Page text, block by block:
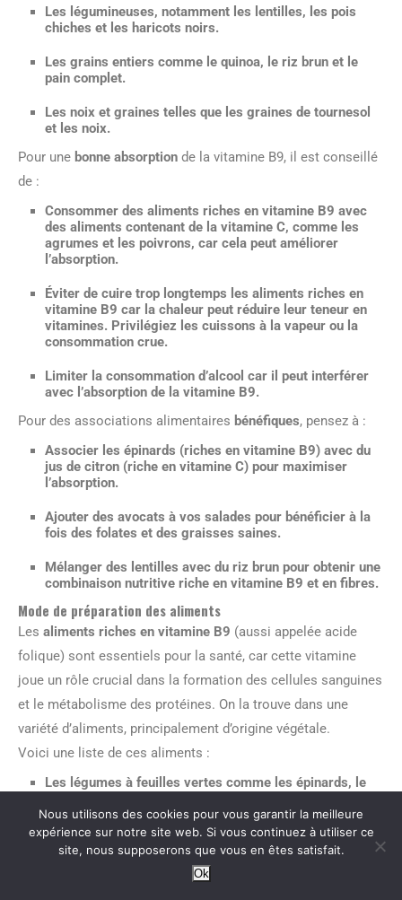
Les légumineuses, notamment les lentilles, les pois
chiches et les haricots noirs.
Les grains entiers comme le quinoa, le riz brun et le
pain complet.
Les noix et graines telles que les graines de tournesol
et les noix.
Pour une bonne absorption de la vitamine B9, il est conseillé
de :
Consommer des aliments riches en vitamine B9 avec
des aliments contenant de la vitamine C, comme les
agrumes et les poivrons, car cela peut améliorer
l’absorption.
Éviter de cuire trop longtemps les aliments riches en
vitamine B9 car la chaleur peut réduire leur teneur en
vitamines. Privilégiez les cuissons à la vapeur ou la
consommation crue.
Limiter la consommation d’alcool car il peut interférer
avec l’absorption de la vitamine B9.
Pour des associations alimentaires bénéfiques, pensez à :
Associer les épinards (riches en vitamine B9) avec du
jus de citron (riche en vitamine C) pour maximiser
l’absorption.
Ajouter des avocats à vos salades pour bénéficier à la
fois des folates et des graisses saines.
Mélanger des lentilles avec du riz brun pour obtenir une
combinaison nutritive riche en vitamine B9 et en fibres.
Mode de préparation des aliments
Les aliments riches en vitamine B9 (aussi appelée acide
folique) sont essentiels pour la santé, car cette vitamine
joue un rôle crucial dans la formation des cellules sanguines
et le métabolisme des protéines. On la trouve dans une
variété d’aliments, principalement d’origine végétale.
Voici une liste de ces aliments :
Les légumes à feuilles vertes comme les épinards, le
Les légumineuses telles que les lentilles, les pois
chiches, et les haricots noirs.
Les fruits frais comme les oranges, les citrons, les
Nous utilisons des cookies pour vous garantir la meilleure
expérience sur notre site web. Si vous continuez à utiliser ce
site, nous supposerons que vous en êtes satisfait.
Ok